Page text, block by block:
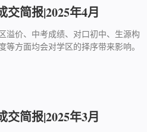
交简报|2025年4月
溢价、中考成绩、对口初中、生源构
方面均会对学区的择序带来影响。
交简报|2025年3月